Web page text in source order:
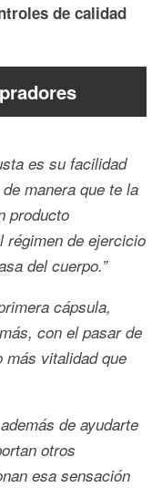
de calidad
es su facilidad
manera que te la
producto
régimen de ejercicio
del cuerpo.”
cápsula,
con el pasar de
más vitalidad que
de ayudarte
otros
esa sensación